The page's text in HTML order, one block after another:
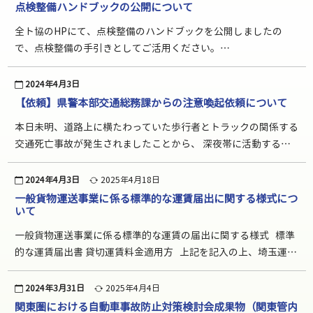
点検整備ハンドブックの公開について
全ト協のHPにて、点検整備のハンドブックを公開しましたの
で、点検整備の手引きとしてご活用ください。
https://jta.or.jp/wp-content/themes/jta_theme/pdf/anzen…
2024年4月3日
【依頼】県警本部交通総務課からの注意喚起依頼について
本日未明、道路上に横たわっていた歩行者とトラックの関係する
交通死亡事故が発生されましたことから、 深夜帯に活動する運
転者の方々に注意喚起をお願いしたいと思います。 稼働中のみ
ならず、通勤時においても御注意いただ…
2024年4月3日 2025年4月18日
一般貨物運送事業に係る標準的な運賃届出に関する様式につ
いて
一般貨物運送事業に係る標準的な運賃の届出に関する様式 標準
的な運賃届出書 貸切運賃料金適用方 上記を記入の上、埼玉運輸
支局へ３部ずつ提出願います。 一般貨物運送事業に係…
2024年3月31日 2025年4月4日
関東圏における自動車事故防止対策検討会成果物（関東管内